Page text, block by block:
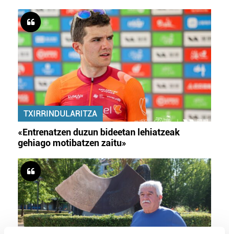
TXIRRINDULARITZA
«Entrenatzen duzun bideetan lehiatzeak
gehiago motibatzen zaitu»